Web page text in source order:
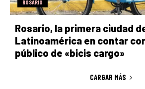
ROSARIO
Rosario, la primera ciudad
Latinoamérica en contar
público de «bicis cargo»
CARGAR MÁS